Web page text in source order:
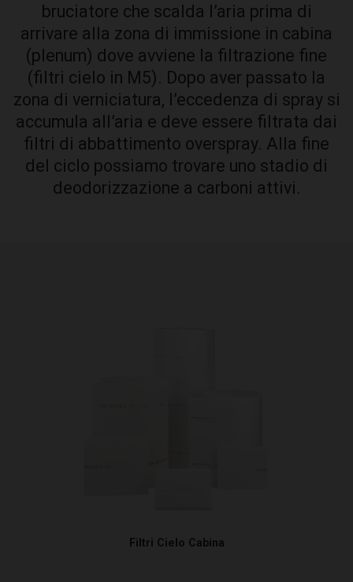
bruciatore che scalda l’aria prima di
arrivare alla zona di immissione in cabina
(plenum) dove avviene la filtrazione fine
(filtri cielo in M5). Dopo aver passato la
zona di verniciatura, l’eccedenza di spray si
accumula all’aria e deve essere filtrata dai
filtri di abbattimento overspray. Alla fine
del ciclo possiamo trovare uno stadio di
deodorizzazione a carboni attivi.
Filtri Cielo Cabina